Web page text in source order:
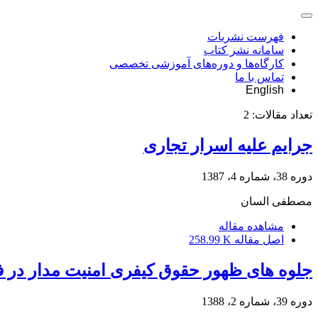
فهرست نشریات
سامانه نشر کتاب
کارگاه‌ها و دوره‌های آموزشی تخصصی
تماس با ما
English
تعداد مقالات: 2
جرایم علیه اسرار تجاری
دوره 38، شماره 4، 1387
مصطفی السان
مشاهده مقاله
اصل مقاله 258.99 K
جلوه های ظهور حقوق کیفری امنیت مدار در
دوره 39، شماره 2، 1388